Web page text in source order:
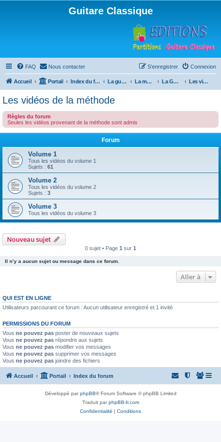
Guitare Classique
FAQ Nous contacter Connexion
S’enregistrer
Accueil Portail Index du forum La guitare : instrument, cours et théorie La méthode à Paulo La Guitare, Paulo da Fontoura Les vidéos de la méthode
Les vidéos de la méthode
Règles du forum
Seules les vidéos provenant de la méthode sont admis
Forum
Volume 1
Tous les vidéos du volume 1
Sujets : 61
Volume 2
Tous les vidéos du volume 2
Sujets : 3
Volume 3
Tous les vidéos du volume 3
Nouveau sujet
0 sujet • Page 1 sur 1
Il n’y a aucun sujet ou message dans ce forum.
Aller à
QUI EST EN LIGNE
Utilisateurs parcourant ce forum : Aucun utilisateur enregistré et 1 invité
PERMISSIONS DU FORUM
Vous ne pouvez pas poster de nouveaux sujets
Vous ne pouvez pas répondre aux sujets
Vous ne pouvez pas modifier vos messages
Vous ne pouvez pas supprimer vos messages
Vous ne pouvez pas joindre des fichiers
Accueil Portail Index du forum
Développé parphpBB® Forum Software © phpBB Limited
Traduit parphpBB-fr.com
Confidentialité | Conditions